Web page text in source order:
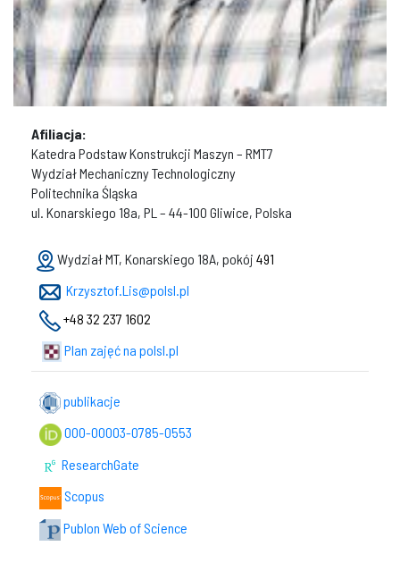
Afiliacja:
Katedra Podstaw Konstrukcji Maszyn – RMT7
Wydział Mechaniczny Technologiczny
Politechnika Śląska
ul. Konarskiego 18a, PL – 44-100 Gliwice, Polska
Wydział MT, Konarskiego 18A, pokój 491
Krzysztof.Lis@polsl.pl
+48 32 237 1602
Plan zajęć na polsl.pl
publikacje
000-00003-0785-0553
ResearchGate
Scopus
Publon Web of Science